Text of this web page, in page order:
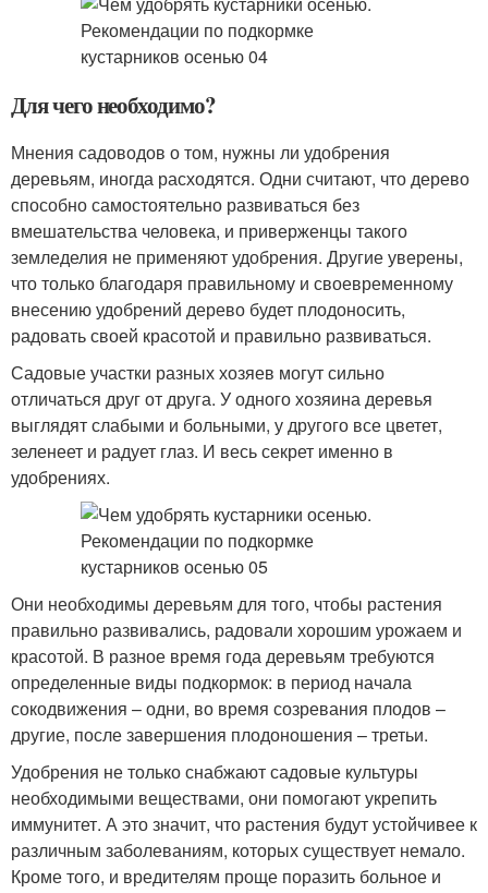
Для чего необходимо?
Мнения садоводов о том, нужны ли удобрения
деревьям, иногда расходятся. Одни считают, что дерево
способно самостоятельно развиваться без
вмешательства человека, и приверженцы такого
земледелия не применяют удобрения. Другие уверены,
что только благодаря правильному и своевременному
внесению удобрений дерево будет плодоносить,
радовать своей красотой и правильно развиваться.
Садовые участки разных хозяев могут сильно
отличаться друг от друга. У одного хозяина деревья
выглядят слабыми и больными, у другого все цветет,
зеленеет и радует глаз. И весь секрет именно в
удобрениях.
Они необходимы деревьям для того, чтобы растения
правильно развивались, радовали хорошим урожаем и
красотой. В разное время года деревьям требуются
определенные виды подкормок: в период начала
сокодвижения – одни, во время созревания плодов –
другие, после завершения плодоношения – третьи.
Удобрения не только снабжают садовые культуры
необходимыми веществами, они помогают укрепить
иммунитет. А это значит, что растения будут устойчивее к
различным заболеваниям, которых существует немало.
Кроме того, и вредителям проще поразить больное и